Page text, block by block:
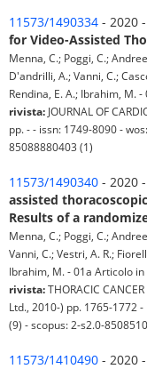
11573/1490334 - 2020 -
for Video-Assisted
Menna, C.; Poggi, C.;
D'andrilli, A.; Vanni, C.;
Rendina, E. A.; Ibrahim, M.
rivista: JOURNAL OF
pp. - - issn: 1749-8090 -
85088880403 (1)
11573/1490340 - 2020 -
assisted
Results of a
Menna, C.; Poggi, C.;
Vanni, C.; Vestri, A. R.;
Ibrahim, M. - 01a Articolo
rivista:THORACIC
Ltd., 2010-) pp. 1765-1772
(9) - scopus: 2-s2.0-
11573/1410490 - 2020 -